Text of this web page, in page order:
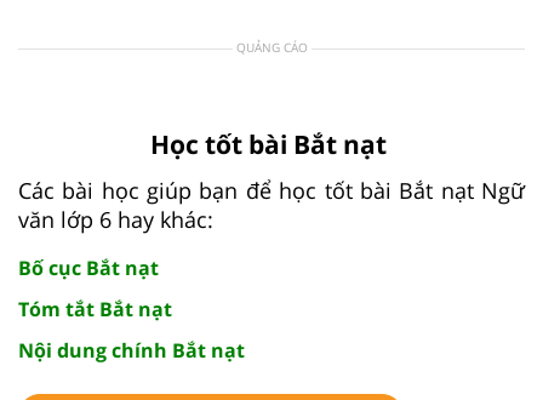
QUẢNG CÁO
Học tốt bài Bắt nạt
Các bài học giúp bạn để học tốt bài Bắt nạt Ngữ
văn lớp 6 hay khác:
Bố cục Bắt nạt
Tóm tắt Bắt nạt
Nội dung chính Bắt nạt